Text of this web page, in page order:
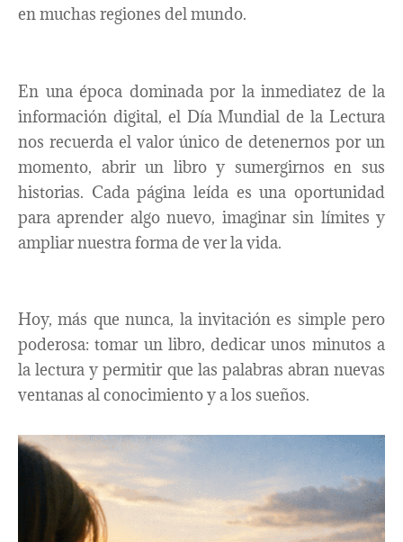
en muchas regiones del mundo.
En una época dominada por la inmediatez de la
información digital, el Día Mundial de la Lectura
nos recuerda el valor único de detenernos por un
momento, abrir un libro y sumergirnos en sus
historias. Cada página leída es una oportunidad
para aprender algo nuevo, imaginar sin límites y
ampliar nuestra forma de ver la vida.
Hoy, más que nunca, la invitación es simple pero
poderosa: tomar un libro, dedicar unos minutos a
la lectura y permitir que las palabras abran nuevas
ventanas al conocimiento y a los sueños.